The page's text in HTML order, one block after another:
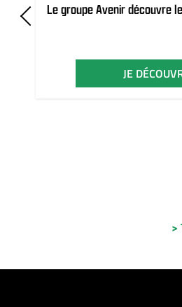
Le groupe Avenir découvre
JE
>